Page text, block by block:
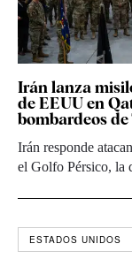
Irán lanza
de EEUU en
bombardeos
Irán responde
el Golfo Pérsico,
ESTADOS UNIDOS